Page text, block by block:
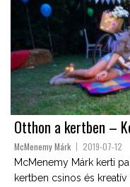
Otthon a kertben –
McMenemy Márk 2019-07-12
McMenemy Márk kerti
kertben csinos és